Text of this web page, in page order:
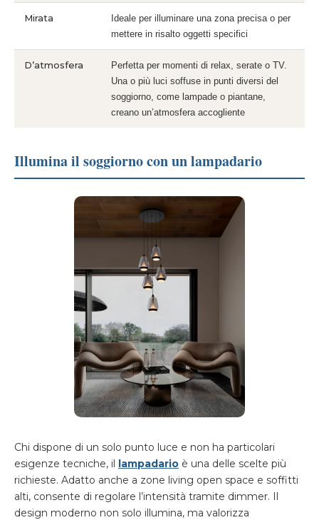
Mirata
Ideale per illuminare una zona precisa o per
mettere in risalto oggetti specifici
D’atmosfera
Perfetta per momenti di relax, serate o TV.
Una o più luci soffuse in punti diversi del
soggiorno, come lampade o piantane,
creano un’atmosfera accogliente
Illumina il soggiorno con un lampadario
Chi dispone di un solo punto luce e non ha particolari
esigenze tecniche, il lampadario è una delle scelte più
richieste. Adatto anche a zone living open space e soffitti
alti, consente di regolare l’intensità tramite dimmer. Il
design moderno non solo illumina, ma valorizza